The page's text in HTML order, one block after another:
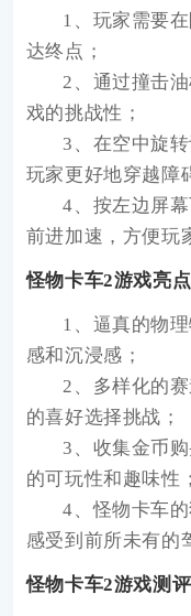
1、玩家需要
达终点；
2、通过撞击
戏的挑战性；
3、在空中旋
玩家更好地穿越障
4、按左边屏
前进加速，方便玩
怪物卡车2游戏亮点
1、逼真的物
感和沉浸感；
2、多样化的
的喜好选择挑战；
3、收集金币
的可玩性和趣味性；
4、怪物卡车
感受到前所未有的
怪物卡车2游戏测评